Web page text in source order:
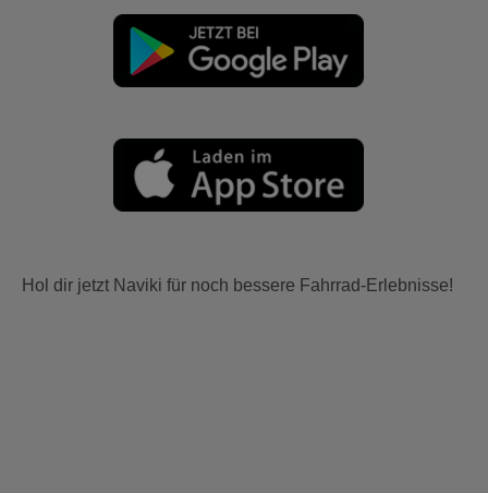
Hol dir jetzt Naviki für noch bessere Fahrrad-Erlebnisse!